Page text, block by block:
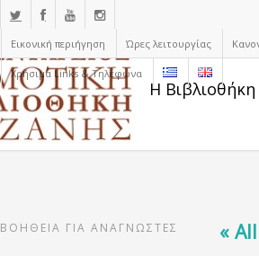
Εικονική περιήγηση Ώρες λειτουργίας
Χρήσιμα Links & Τηλέφωνα
Η
«
ΒΟΗΘΕΙΑ ΓΙΑ ΑΝΑΓΝΩΣΤΕΣ